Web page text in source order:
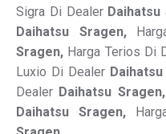
Sigra Di Dealer Daihatsu
Daihatsu Sragen,
Sragen, Harga Terios Di
Luxio Di Dealer
Dealer Daihatsu Sragen,
Daihatsu Sragen,